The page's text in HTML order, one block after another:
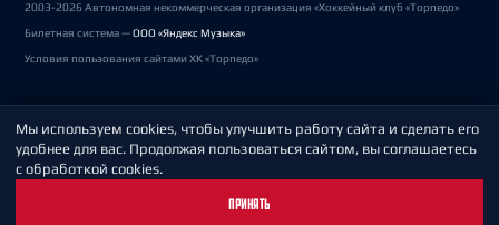
2003-2026 Автономная некоммерческая организация «Хоккейный клуб «Торпедо»
Билетная система —ООО «Яндекс Музыка»
Условия пользования сайтами ХК «Торпедо»
Политика обработки персональных данных
Пользовательское соглашение
Мы используем cookies, чтобы улучшить работу сайта и сделать его
удобнее для вас. Продолжая пользоваться сайтом, вы соглашаетесь
с обработкой cookies.
ПРИНЯТЬ